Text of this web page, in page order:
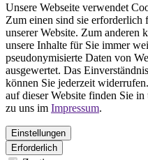
Unsere Webseite verwendet
Zum einen sind sie
unserer Website. Zum
unsere Inhalte für Sie immer
pseudonymisierte Daten von
ausgewertet. Das
können Sie jederzeit
auf dieser Website finden Sie in
zu uns im Impressum.
Einstellungen
Erforderlich